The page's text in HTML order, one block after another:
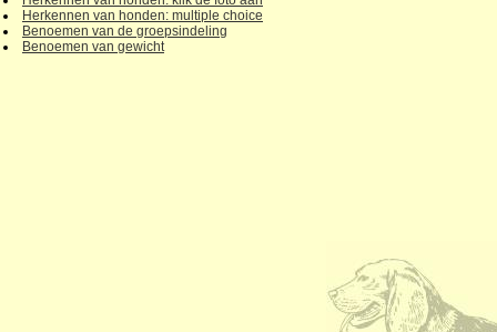
Herkennen van honden: multiple choice
Benoemen van de groepsindeling
Benoemen van gewicht